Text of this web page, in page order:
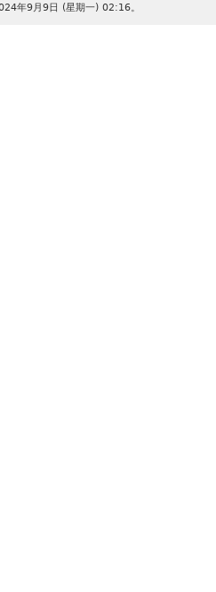
年9月9日 (星期一) 02:16。